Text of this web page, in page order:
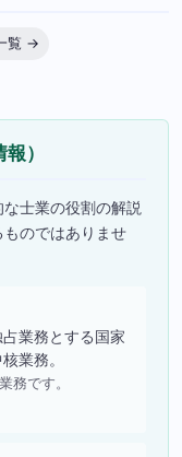
覧 →
）
士業の役割の解説
のではありませ
業務とする国家
業務。
務です。